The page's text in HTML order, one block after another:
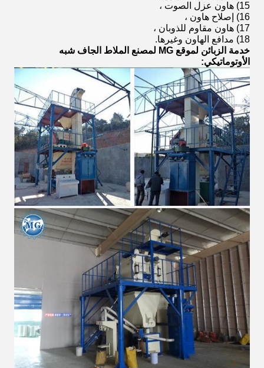
15) هاون عزل الصوت ،
16) إصلاح هاون ،
17) هاون مقاوم للذوبان ،
18) مدافع الهاون وغيرها.
خدمة الزبائن لموقع MG لمصنع الملاط الجاف شبه
الأوتوماتيكي: